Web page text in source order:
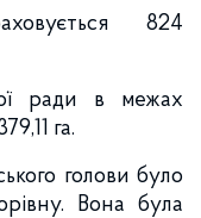
824
ради в межах
га.
голови було
Вона була